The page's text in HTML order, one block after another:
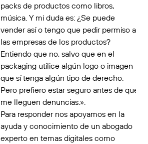
packs de productos como libros,
música. Y mi duda es: ¿Se puede
vender así o tengo que pedir permiso a
las empresas de los productos?
Entiendo que no, salvo que en el
packaging utilice algún logo o imagen
que sí tenga algún tipo de derecho.
Pero prefiero estar seguro antes de que
me lleguen denuncias.».
Para responder nos apoyamos en la
ayuda y conocimiento de un abogado
experto en temas digitales como